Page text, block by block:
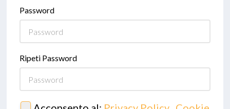
Password
Ripeti Password